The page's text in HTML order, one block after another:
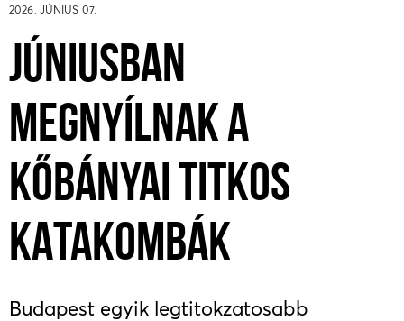
2026. JÚNIUS 07.
JÚNIUSBAN
MEGNYÍLNAK A
KŐBÁNYAI TITKOS
KATAKOMBÁK
Budapest egyik legtitokzatosabb